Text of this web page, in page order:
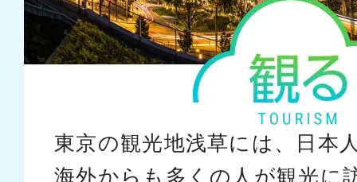
東京の観光地浅草には、日本
海外からも多くの人が観光に